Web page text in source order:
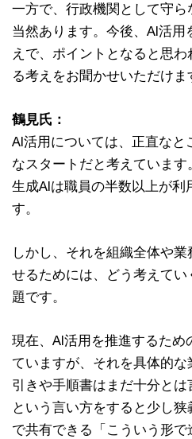
一方で、行政機関として守
当然あります。今後、AI活用
えで、ポイントとなると思
る考えをお聞かせいただけま
鶴見氏：
AI活用については、正直なと
なスタートだと考えていま
生成AIは職員の半数以上が利
す。
しかし、それを組織全体や
せるためには、どう考えて
題です。
現在、AI活用を推進するため
ていますが、それを具体的
引きや手順書はまだ十分と
という言い方をすると少し
で共有できる「こういう形